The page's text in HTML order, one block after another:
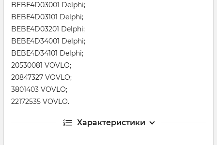
BEBE4D03001 Delphi;
BEBE4D03101 Delphi;
BEBE4D03201 Delphi;
BEBE4D34001 Delphi;
BEBE4D34101 Delphi;
20530081 VOVLO;
20847327 VOVLO;
3801403 VOVLO;
22172535 VOVLO.
Характеристики